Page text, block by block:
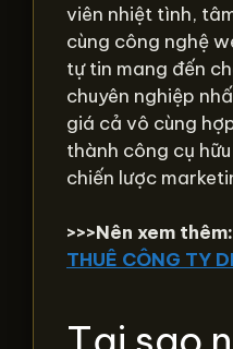
viên nhiệt tình,
cùng công nghệ
tự tin mang đến
chuyên nghiệp
giá cả vô cùng
thành công cụ
chiến lược
>>>Nên xem thêm:
THUÊ CÔNG TY